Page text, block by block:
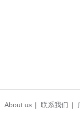
拣清洗、尾菜
山蔬菜产业发